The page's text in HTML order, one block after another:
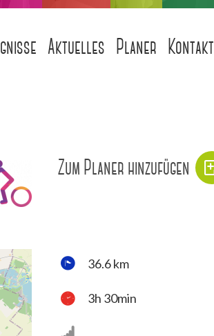
Aktuelles Planer Kontakt
Zum Planer hinzufügen
36.6 km
3h 30min